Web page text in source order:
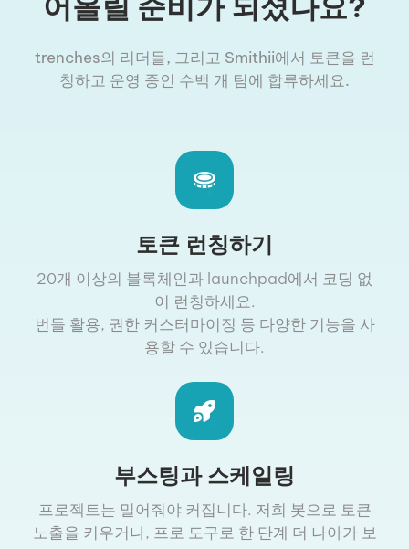
trenches의 리더들, 그리고 Smithii에서 토큰을 런
칭하고 운영 중인 수백 개 팀에 합류하세요.
토큰 런칭하기
20개 이상의 블록체인과 launchpad에서 코딩 없
이 런칭하세요.
번들 활용, 권한 커스터마이징 등 다양한 기능을 사
용할 수 있습니다.
부스팅과 스케일링
프로젝트는 밀어줘야 커집니다. 저희 봇으로 토큰
노출을 키우거나, 프로 도구로 한 단계 더 나아가 보